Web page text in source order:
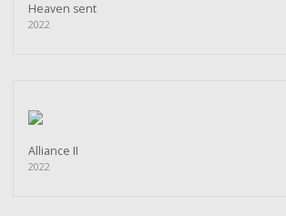
Heaven sent
2022
Alliance II
2022